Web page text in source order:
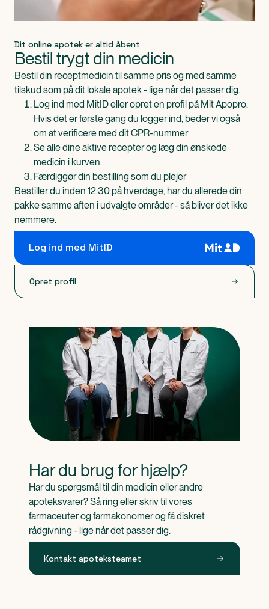
Dit online apotek er altid åbent
Bestil trygt din medicin
Bestil din receptmedicin til samme pris og med samme
tilskud som på dit lokale apotek - lige når det passer dig.
Log ind med MitID eller opret en profil på Mit Apopro.
Hvis det er første gang du logger ind, beder vi også
om at verificere med dit CPR-nummer
Se alle dine aktive recepter og læg din ønskede
medicin i kurven
Færdiggør din bestilling som du plejer
Bestiller du inden 12:30 på hverdage, har du allerede din
pakke samme aften i udvalgte områder - så bliver det ikke
nemmere.
Log ind med MitID
Opret profil
Har du brug for hjælp?
Har du spørgsmål til din medicin eller andre
apoteksvarer? Så ring eller skriv til vores
farmaceuter og farmakonomer og få diskret
rådgivning - lige når det passer dig.
Kontakt apoteksteamet